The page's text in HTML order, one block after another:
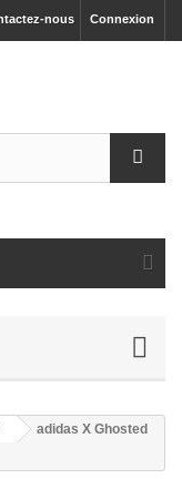
Connexion
nous
adidas X Ghosted